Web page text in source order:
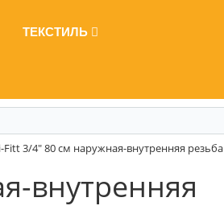
ТЕКСТИЛЬ
Fitt 3/4" 80 см наружная-внутренняя резьба
внутренняя